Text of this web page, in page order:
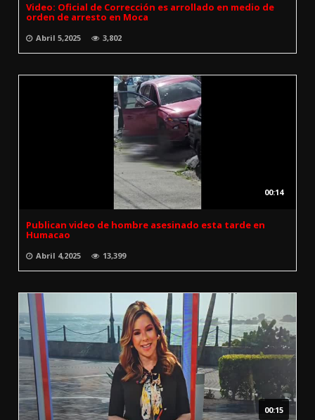
Video: Oficial de Corrección es arrollado en medio de
orden de arresto en Moca
Abril 5,2025 3,802
00:14
Publican video de hombre asesinado esta tarde en
Humacao
Abril 4,2025 13,399
00:15